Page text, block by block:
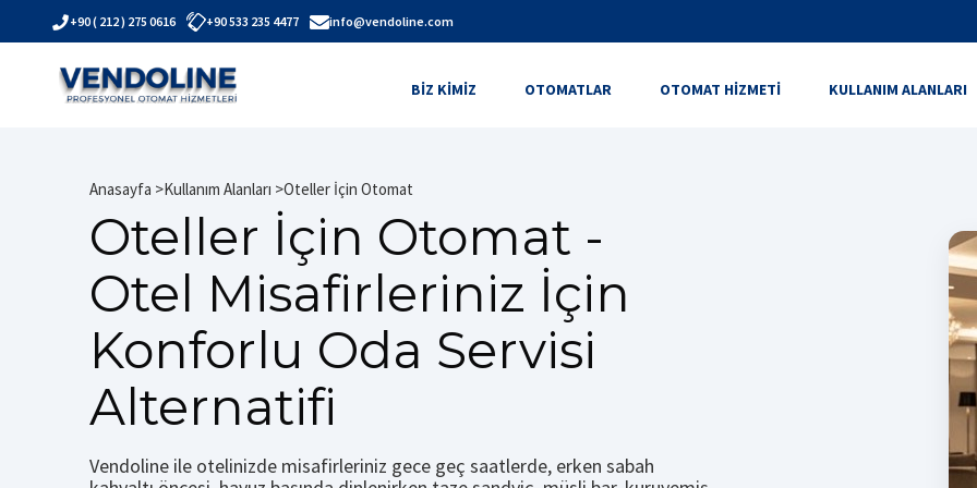
+90 ( 212 ) 275 0616 +90 533 235 4477 info@vendoline.com
BIZ KIMIZ OTOMATLAR OTOMAT HIZMETI KULLANIM ALANLARI
Anasayfa Kullanım Alanları Oteller İçin Otomat
Oteller İçin Otomat -
Otel Misafirleriniz İçin
Konforlu Oda Servisi
Alternatifi
Vendoline ile otelinizde misafirleriniz gece geç saatlerde, erken sabah